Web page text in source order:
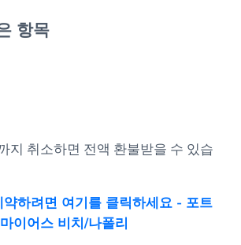
항목
지 취소하면 전액 환불받을 수 있습
하려면 여기를 클릭하세요 - 포트
마이어스 비치/나폴리